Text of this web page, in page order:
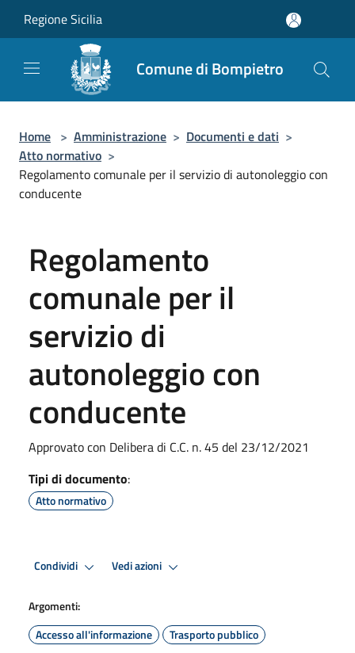
Regione Sicilia
Comune di Bompietro
Home > Amministrazione > Documenti e dati >
Atto normativo >
Regolamento comunale per il servizio di autonoleggio con
conducente
Regolamento
comunale per il
servizio di
autonoleggio con
conducente
Approvato con Delibera di C.C. n. 45 del 23/12/2021
Tipi di documento:
Atto normativo
Condividi Vedi azioni
Argomenti:
Accesso all'informazione
Trasporto pubblico